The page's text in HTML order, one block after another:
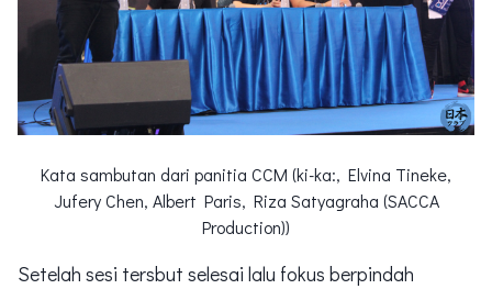
Kata sambutan dari panitia CCM (ki-ka:, Elvina Tineke,
Jufery Chen, Albert Paris, Riza Satyagraha (SACCA
Production))
Setelah sesi tersbut selesai lalu fokus berpindah